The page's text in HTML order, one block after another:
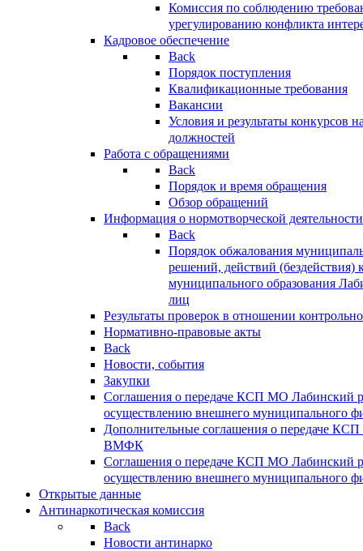
Комиссия по соблюдению
урегулированию конфликта
Кадровое обеспечение
Back
Порядок поступления
Квалификационные требования
Вакансии
Условия и результаты конкурсов
должностей
Работа с обращениями
Back
Порядок и время обращения
Обзор обращений
Информация о нормотворческой деятельности
Back
Порядок обжалования
решений, действий (бездействия)
муниципального образования
лиц
Результаты проверок в отношении
Нормативно-правовые акты
Back
Новости, события
Закупки
Соглашения о передаче КСП МО Лабинский
осуществлению внешнего муниципального
Дополнительные соглашения о передаче
ВМФК
Соглашения о передаче КСП МО Лабинский
осуществлению внешнего муниципального
Открытые данные
Антинаркотическая комиссия
Back
Новости антинарко